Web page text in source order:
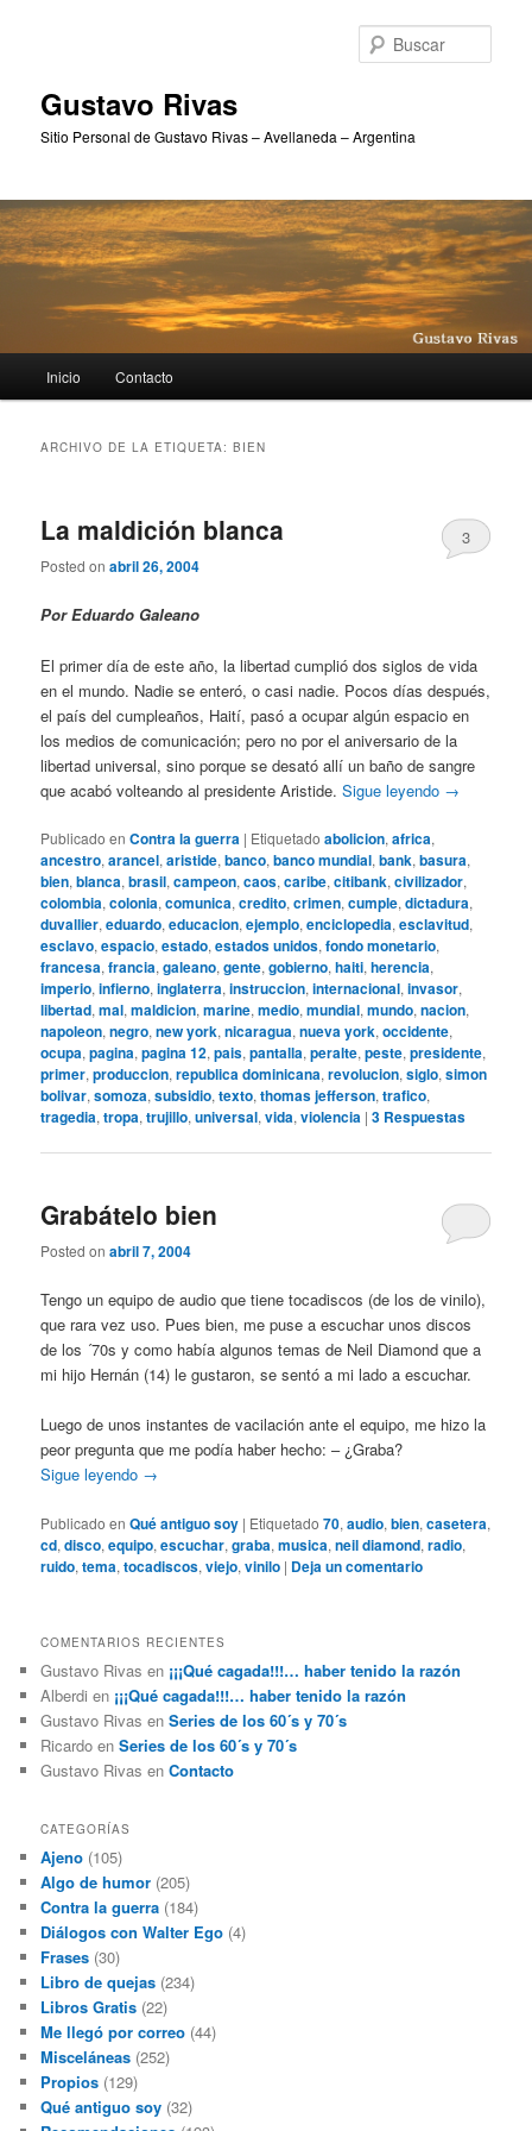
Gustavo Rivas
Sitio Personal de Gustavo Rivas – Avellaneda – Argentina
principal
Inicio Contacto
ARCHIVO DE LA ETIQUETA:BIEN
La maldición blanca
Posted onabril 26, 2004
3
Por Eduardo Galeano
El primer día de este año, la libertad cumplió dos siglos de vida
en el mundo. Nadie se enteró, o casi nadie. Pocos días después,
el país del cumpleaños, Haití, pasó a ocupar algún espacio en
los medios de comunicación; pero no por el aniversario de la
libertad universal, sino porque se desató allí un baño de sangre
que acabó volteando al presidente Aristide.Sigue leyendo →
Publicado en Contra la guerra | Etiquetado abolicion,africa,
ancestro,arancel,aristide,banco,banco mundial,bank,basura,
bien,blanca,brasil,campeon,caos,caribe,citibank,civilizador,
colombia,colonia,comunica,credito,crimen,cumple,dictadura,
duvallier,eduardo,educacion,ejemplo,enciclopedia,esclavitud,
esclavo,espacio,estado,estados unidos,fondo monetario,
francesa,francia,galeano,gente,gobierno,haiti,herencia,
imperio,infierno,inglaterra,instruccion,internacional,invasor,
libertad,mal,maldicion,marine,medio,mundial,mundo,nacion,
napoleon,negro,new york,nicaragua,nueva york,occidente,
ocupa,pagina,pagina 12,pais,pantalla,peralte,peste,presidente,
primer,produccion,republica dominicana,revolucion,siglo,simon
bolivar,somoza,subsidio,texto,thomas jefferson,trafico,
tragedia,tropa,trujillo,universal,vida,violencia |3 Respuestas
Grabátelo bien
Posted onabril 7, 2004
Tengo un equipo de audio que tiene tocadiscos (de los de vinilo),
que rara vez uso. Pues bien, me puse a escuchar unos discos
de los ´70s y como había algunos temas de Neil Diamond que a
mi hijo Hernán (14) le gustaron, se sentó a mi lado a escuchar.
Luego de unos instantes de vacilación ante el equipo, me hizo la
peor pregunta que me podía haber hecho: – ¿Graba?
Sigue leyendo →
Publicado en Qué antiguo soy | Etiquetado 70,audio,bien,casetera,
cd,disco,equipo,escuchar,graba,musica,neil diamond,radio,
ruido,tema,tocadiscos,viejo,vinilo | Deja un comentario
COMENTARIOS RECIENTES
Gustavo Rivas en ¡¡¡Qué cagada!!!… haber tenido la razón
Alberdi en ¡¡¡Qué cagada!!!… haber tenido la razón
Gustavo Rivas enSeries de los 60´s y 70´s
Ricardo enSeries de los 60´s y 70´s
Gustavo Rivas enContacto
CATEGORÍAS
Ajeno (105)
Algo de humor (205)
Contra la guerra (184)
Diálogos con Walter Ego (4)
Frases (30)
Libro de quejas (234)
Libros Gratis (22)
Me llegó por correo (44)
Misceláneas (252)
Propios (129)
Qué antiguo soy (32)